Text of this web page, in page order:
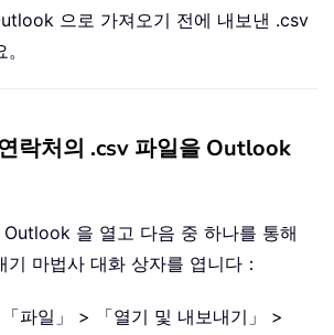
으로 가져오기 전에 내보낸 .csv
락처의 .csv 파일을 Outlook
을 열고 다음 중 하나를 통해
마법사 대화 상자를 엽니다：
파일」 > 「열기 및 내보내기」 >